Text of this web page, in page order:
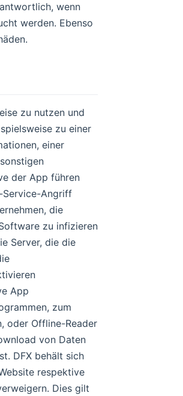
wenn
werden. Ebenso
zu nutzen und
zu einer
einer
der App führen
Service-Angriff
die
zu infizieren
Server, die die
App
zum
oder Offline-Reader
von Daten
DFX behält sich
respektive
Dies gilt